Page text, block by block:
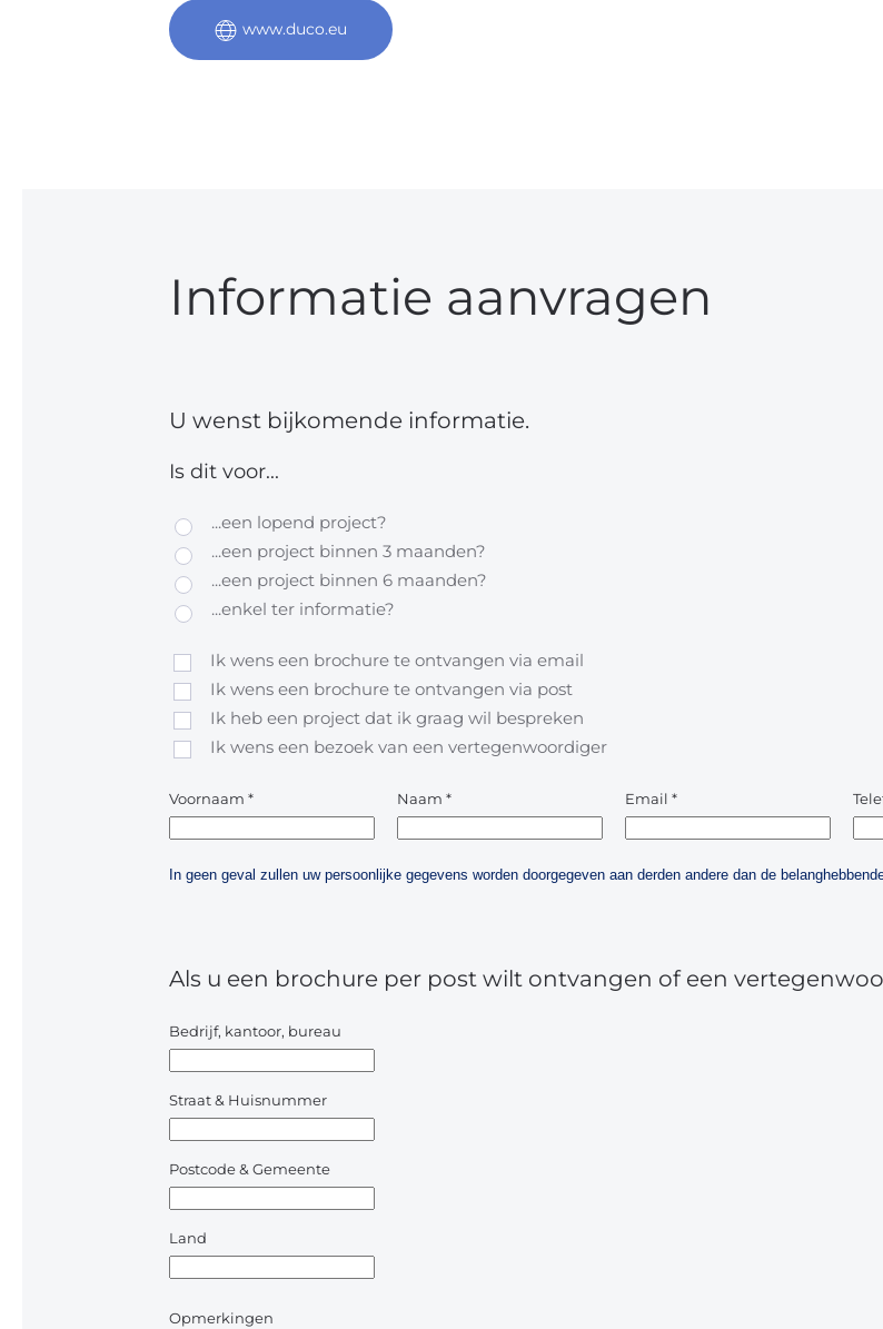
www.duco.eu
Informatie aanvragen
U wenst bijkomende informatie.
Is dit voor...
...een lopend project?
...een project binnen 3 maanden?
...een project binnen 6 maanden?
...enkel ter informatie?
Ik wens een brochure te ontvangen via email
Ik wens een brochure te ontvangen via post
Ik heb een project dat ik graag wil bespreken
Ik wens een bezoek van een vertegenwoordiger
Voornaam * Naam * Email *
In geen geval zullen uw persoonlijke gegevens worden doorgegeven aan derden andere dan de
Als u een brochure per post wilt ontvangen of een
Bedrijf, kantoor, bureau
Straat & Huisnummer
Postcode & Gemeente
Land
Opmerkingen